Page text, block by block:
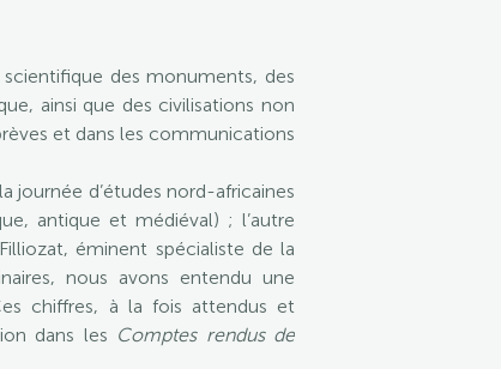
des monuments, des
ainsi que des civilisations non
et dans les communications
journée d’études nord-africaines
antique et médiéval) ; l’autre
éminent spécialiste de la
nous avons entendu une
chiffres, à la fois attendus et
dans les Comptes rendus de